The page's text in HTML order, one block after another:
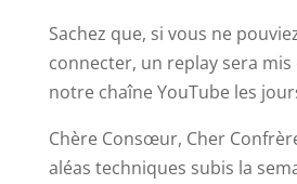
Sachez que, si vous ne
connecter, un replay sera
notre chaîne YouTube les
Chère Consœur, Cher
aléas techniques subis la